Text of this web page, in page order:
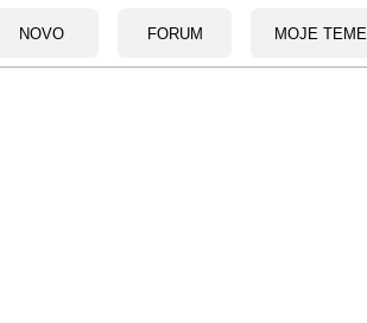
NOVO FORUM MOJE TEME